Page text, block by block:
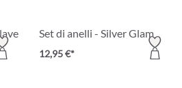
Set di anelli - Silver Glam
12,95 €*